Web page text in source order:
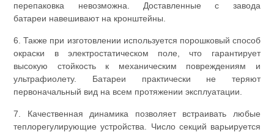
перепаковка невозможна. Доставленные с завода
батареи навешивают на кронштейны.
6. Также при изготовлении используется порошковый способ
окраски в электростатическом поле, что гарантирует
высокую стойкость к механическим повреждениям и
ультрафиолету. Батареи практически не теряют
первоначальный вид на всем протяжении эксплуатации.
7. Качественная динамика позволяет встраивать любые
теплорегулирующие устройства. Число секций варьируется